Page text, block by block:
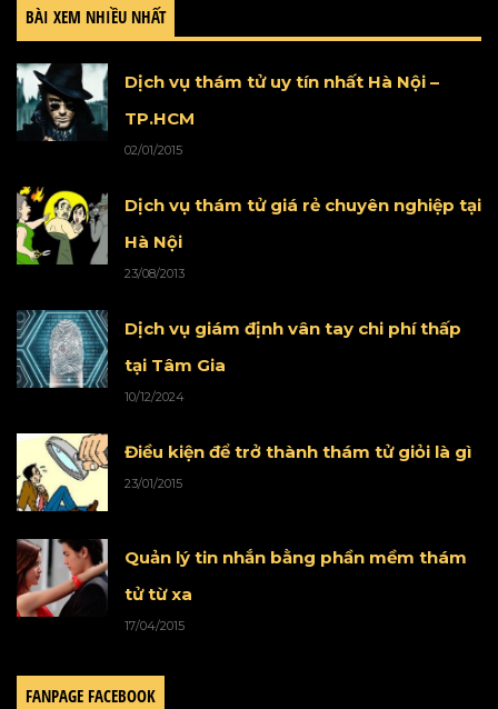
BÀI XEM NHIỀU NHẤT
Dịch vụ thám tử uy tín nhất Hà Nội –
TP.HCM
02/01/2015
Dịch vụ thám tử giá rẻ chuyên nghiệp tại
Hà Nội
23/08/2013
Dịch vụ giám định vân tay chi phí thấp
tại Tâm Gia
10/12/2024
Điều kiện để trở thành thám tử giỏi là gì
23/01/2015
Quản lý tin nhắn bằng phần mềm thám
tử từ xa
17/04/2015
FANPAGE FACEBOOK